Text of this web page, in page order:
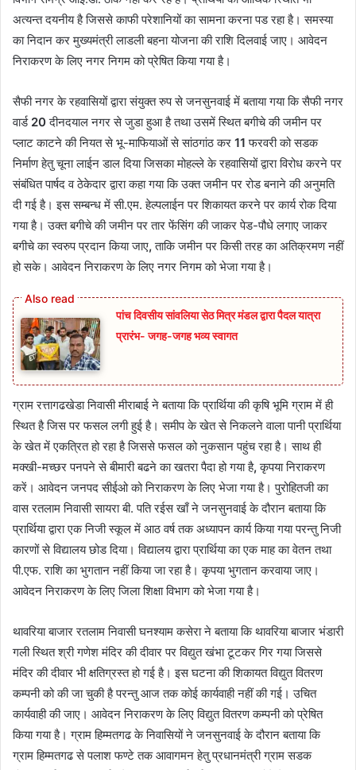
अत्यन्त दयनीय है जिससे काफी परेशानियों का सामना करना पड रहा है। समस्या
का निदान कर मुख्यमंत्री लाडली बहना योजना की राशि दिलवाई जाए। आवेदन
निराकरण के लिए नगर निगम को प्रेषित किया गया है।
सैफी नगर के रहवासियों द्वारा संयुक्त रुप से जनसुनवाई में बताया गया कि सैफी नगर
वार्ड 20दीनदयाल नगर से जुडा हुआ है तथा उसमें स्थित बगीचे की जमीन पर
प्लाट काटने की नियत से भू-माफियाओं से सांठगांठ कर 11 फरवरी को सडक
निर्माण हेतु चूना लाईन डाल दिया जिसका मोहल्ले के रहवासियों द्वारा विरोध करने पर
संबंधित पार्षद व ठेकेदार द्वारा कहा गया कि उक्त जमीन पर रोड बनाने की अनुमति
दी गई है। इस सम्बन्ध में सी.एम. हेल्पलाईन पर शिकायत करने पर कार्य रोक दिया
गया है। उक्त बगीचे की जमीन पर तार फेंसिंग की जाकर पेड-पौधे लगाए जाकर
बगीचे का स्वरुप प्रदान किया जाए,ताकि जमीन पर किसी तरह का अतिक्रमण नहीं
हो सके। आवेदन निराकरण के लिए नगर निगम को भेजा गया है।
पांच दिवसीय सांवलिया सेठ मित्र मंडल द्वारा पैदल यात्रा
प्रारंभ- जगह-जगह भव्य स्वागत
ग्राम रत्तागढखेडा निवासी मीराबाई ने बताया कि प्रार्थिया की कृषि भूमि ग्राम में ही
स्थित है जिस पर फसल लगी हुई है। समीप के खेत से निकलने वाला पानी प्रार्थिया
के खेत में एकत्रित हो रहा है जिससे फसल को नुकसान पहुंच रहा है। साथ ही
मक्खी-मच्छर पनपने से बीमारी बढने का खतरा पैदा हो गया है,कृपया निराकरण
करें। आवेदन जनपद सीईओ को निराकरण के लिए भेजा गया है। पुरोहितजी का
वास रतलाम निवासी सायरा बी. पति रईस खाँ ने जनसुनवाई के दौरान बताया कि
प्रार्थिया द्वारा एक निजी स्कूल में आठ वर्ष तक अध्यापन कार्य किया गया परन्तु निजी
कारणों से विद्यालय छोड दिया। विद्यालय द्वारा प्रार्थिया का एक माह का वेतन तथा
पी.एफ. राशि का भुगतान नहीं किया जा रहा है। कृपया भुगतान करवाया जाए।
आवेदन निराकरण के लिए जिला शिक्षा विभाग को भेजा गया है।
थावरिया बाजार रतलाम निवासी घनश्याम कसेरा ने बताया कि थावरिया बाजार भंडारी
गली स्थित श्री गणेश मंदिर की दीवार पर विद्युत खंभा टूटकर गिर गया जिससे
मंदिर की दीवार भी क्षतिग्रस्त हो गई है। इस घटना की शिकायत विद्युत वितरण
कम्पनी को की जा चुकी है परन्तु आज तक कोई कार्यवाही नहीं की गई। उचित
कार्यवाही की जाए। आवेदन निराकरण के लिए विद्युत वितरण कम्पनी को प्रेषित
किया गया है। ग्राम हिम्मतगढ के निवासियों ने जनसुनवाई के दौरान बताया कि
ग्राम हिम्मतगढ से पलाश फण्टे तक आवागमन हेतु प्रधानमंत्री ग्राम सडक